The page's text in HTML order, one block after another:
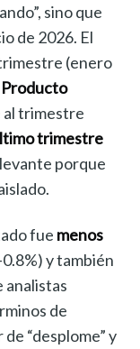
sino que
de 2026. El
(enero
Producto
trimestre
trimestre
porque
fue menos
y también
analistas
de
“desplome” y